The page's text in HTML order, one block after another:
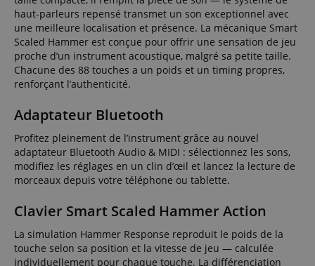
haut-parleurs repensé transmet un son exceptionnel avec
une meilleure localisation et présence. La mécanique Smart
Scaled Hammer est conçue pour offrir une sensation de jeu
proche d’un instrument acoustique, malgré sa petite taille.
Chacune des 88 touches a un poids et un timing propres,
renforçant l’authenticité.
Adaptateur Bluetooth
Profitez pleinement de l’instrument grâce au nouvel
adaptateur Bluetooth Audio & MIDI : sélectionnez les sons,
modifiez les réglages en un clin d’œil et lancez la lecture de
morceaux depuis votre téléphone ou tablette.
Clavier Smart Scaled Hammer Action
La simulation Hammer Response reproduit le poids de la
touche selon sa position et la vitesse de jeu — calculée
individuellement pour chaque touche. La différenciation